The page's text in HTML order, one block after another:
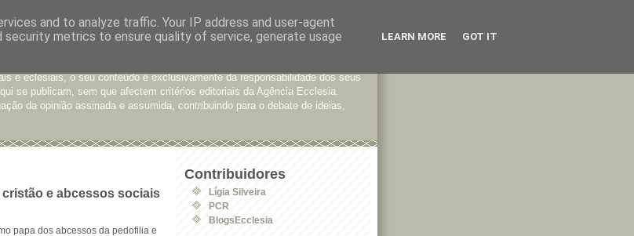
e eclesiais, o seu conteúdo é exclusivamente da responsabilidade dos seus
se publicam, sem que afectem critérios editoriais da Agência Ecclesia.
da opinião assinada e assumida, contribuindo para o debate de ideias,
e abcessos sociais
papa dos abcessos da pedofilia e
Contribuidores
Lígia Silveira
PCR
BlogsEcclesia
and to analyze traffic. Your IP address and user-agent
metrics to ensure quality of service, generate usage
LEARN MORE GOT IT